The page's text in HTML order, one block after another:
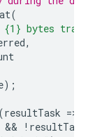
(
bytes
,
);
(resultTask =>
&& ! resultTask